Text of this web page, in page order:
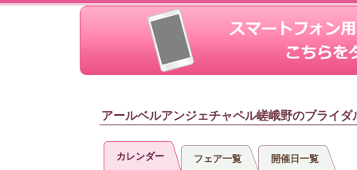
アールベルアンジェチャペル嵯峨野のブライダ
カレンダー フェア一覧 開催日一覧